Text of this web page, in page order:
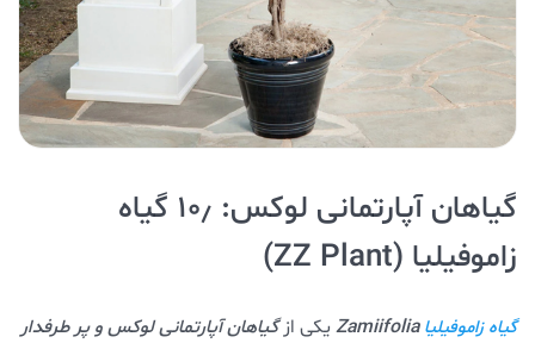
گیاهان آپارتمانی لوکس: ۱۰٫ گیاه
زاموفیلیا (ZZ Plant)
گیاه زاموفیلیاZamiifolia یکی ازگیاهان آپارتمانی لوکس و پر طرفدار